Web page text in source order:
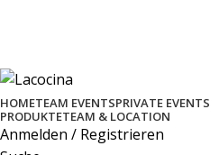
HOMETEAM EVENTSPRIVATE EVENTS
PRODUKTETEAM & LOCATION
Anmelden / Registrieren